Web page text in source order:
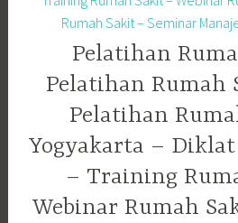
Pelatihan
Pelatihan Rumah
Pelatihan
Yogyakarta –
– Training
Webinar Rumah